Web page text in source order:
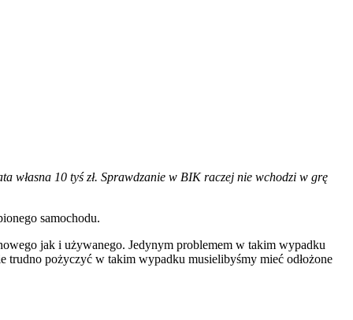
własna 10 tyś zł. Sprawdzanie w BIK raczej nie wchodzi w grę
samochodu.
jak i używanego. Jedynym problemem w takim wypadku
trudno pożyczyć w takim wypadku musielibyśmy mieć odłożone